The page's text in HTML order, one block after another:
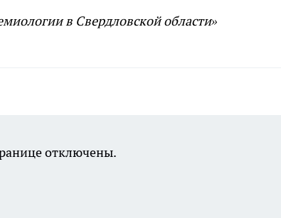
в Свердловской области»
отключены.